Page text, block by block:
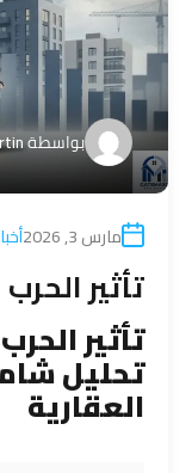
بواسطة
مارس 3, 2026
تأثير
تأثير
تحليل
العقارية